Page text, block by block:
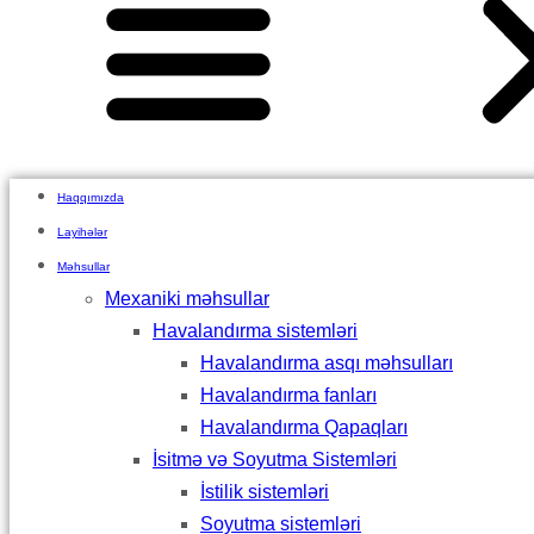
Haqqımızda
Layihələr
Məhsullar
Mexaniki məhsullar
Havalandırma sistemləri
Havalandırma asqı məhsulları
Havalandırma fanları
Havalandırma Qapaqları
İsitmə və Soyutma Sistemləri
İstilik sistemləri
Soyutma sistemləri